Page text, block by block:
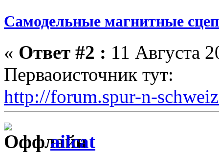
Самодельные магнитные
« Ответ #2 : 11 Августа
Перваоисточник тут:
http://forum.spur-n-
ailcat